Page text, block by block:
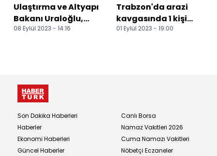
Ulaştırma ve Altyapı
Bakanı Uraloğlu,
Trabzon'da konuştu:
08 Eylül 2023 - 14:16
Trabzon'da arazi
kavgasında 1 kişi
öldü
01 Eylül 2023 - 19:00
Son Dakika Haberleri
Haberler
Ekonomi Haberleri
Güncel Haberler
Canlı Borsa
Namaz Vakitleri 2026
Cuma Namazı Vakitleri
Nöbetçi Eczaneler